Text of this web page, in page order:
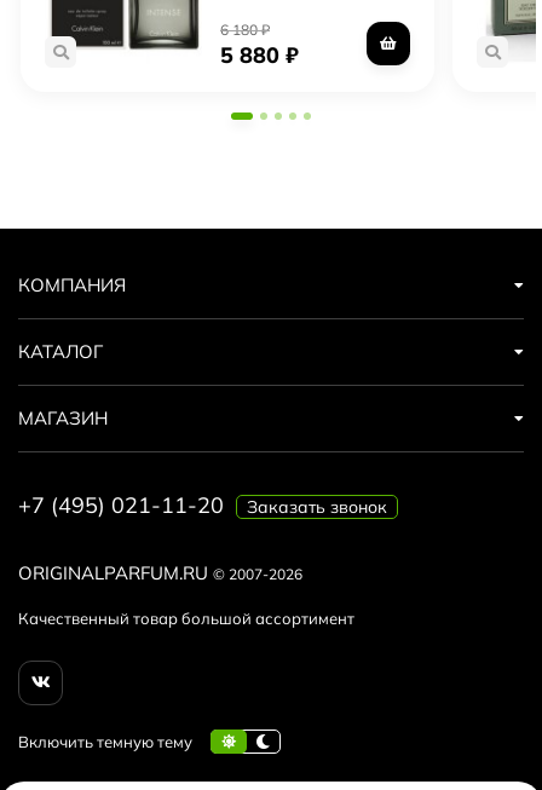
6 180₽
5 880₽
ORIGINALPARFUM.RU © 2007-2026
Качественный товар большой ассортимент
КОМПАНИЯ
КАТАЛОГ
МАГАЗИН
+7 (495) 021-11-20 Заказать звонок